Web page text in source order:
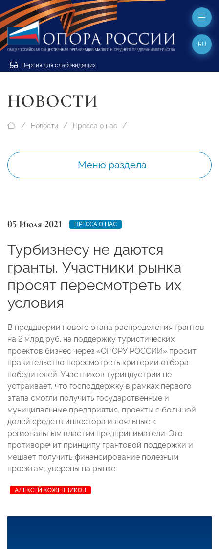
Версия для слабовидящих
RU
НОВОСТИ
Новости Пресса о нас
Меню раздела
05 Июля 2021 ПРЕССА О НАС
Турбизнесу не даются
гранты. Участники рынка
просят пересмотреть их
условия
В преддверии нового этапа распределения грантов
на 2 млрд руб. на поддержку туристических
проектов бизнес через «ОПОРУ РОССИИ» просит
правительство пересмотреть критерии отбора
победителей. Участников туриндустрии не
устраивает, что господдержку в рамках первого
этапа смогли получить государственные и
муниципальные предприятия, проекты с большой
долей средств инвестора и лояльные к
региональным властям предприниматели. Это
противоречит принципу грантовой поддержки и
мешает получить финансирование полезным
проектам, уверены на рынке.
АЛЕКСЕЙ КОЖЕВНИКОВ